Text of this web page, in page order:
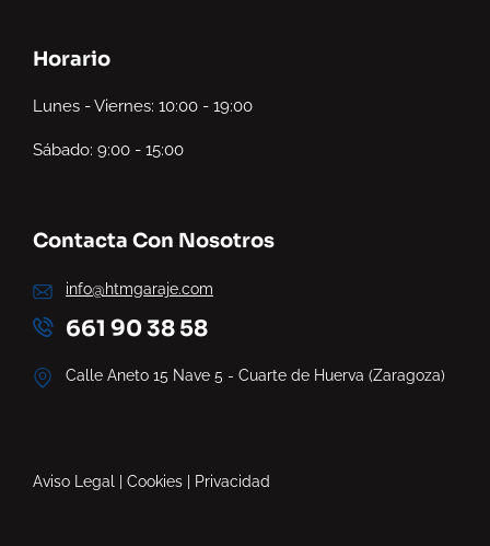
Horario
Lunes - Viernes: 10:00 - 19:00
Sábado: 9:00 - 15:00
Contacta Con Nosotros
Calle Aneto 15 Nave 5 - Cuarte de Huerva (Zaragoza)
661 90 38 58
info@htmgaraje.com
Aviso Legal Cookies Privacidad